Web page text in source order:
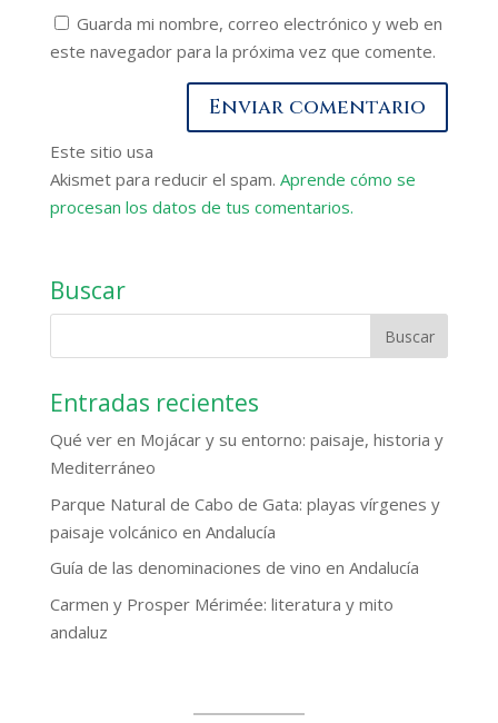
Guarda mi nombre, correo electrónico y web en
este navegador para la próxima vez que comente.
Este sitio usa
Akismet para reducir el spam. Aprende cómo se
procesan los datos de tus comentarios.
Buscar
Entradas recientes
Qué ver en Mojácar y su entorno: paisaje, historia y
Mediterráneo
Parque Natural de Cabo de Gata: playas vírgenes y
paisaje volcánico en Andalucía
Guía de las denominaciones de vino en Andalucía
Carmen y Prosper Mérimée: literatura y mito
andaluz